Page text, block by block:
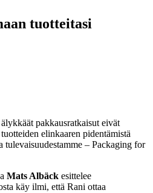
tuotteitasi
pakkausratkaisut eivät
elinkaaren pidentämistä
tulevaisuudestamme – Packaging for
Mats Albäck esittelee
käy ilmi, että Rani ottaa